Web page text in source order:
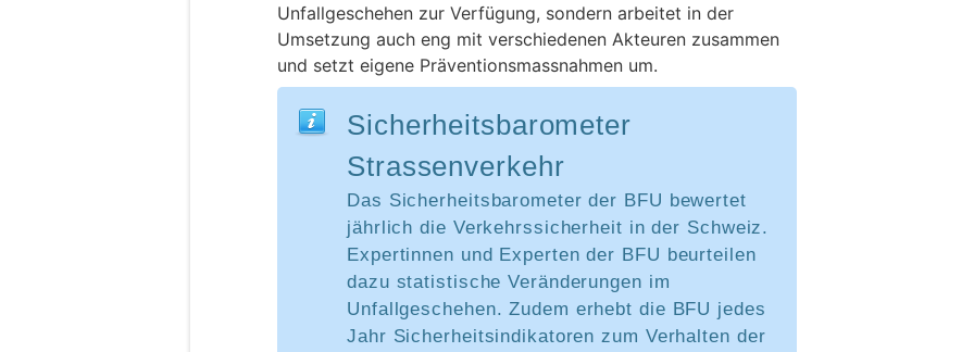
Unfallgeschehen zur Verfügung, sondern arbeitet in der
Umsetzung auch eng mit verschiedenen Akteuren zusammen
und setzt eigene Präventionsmassnahmen um.
Sicherheitsbarometer
Strassenverkehr
Das Sicherheitsbarometer der BFU bewertet
jährlich die Verkehrssicherheit in der Schweiz.
Expertinnen und Experten der BFU beurteilen
dazu statistische Veränderungen im
Unfallgeschehen. Zudem erhebt die BFU jedes
Jahr Sicherheitsindikatoren zum Verhalten der